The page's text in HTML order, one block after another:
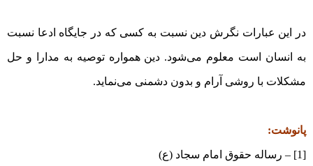
در این عبارات نگرش دین نسبت به کسی که در جایگاه ادعا نسبت
به انسان است معلوم می‌شود. دین همواره توصیه به مدارا و حل
مشکلات با روشی آرام و بدون دشمنی می‌نماید.
پانوشت:
[1] – رساله حقوق امام سجاد (ع)